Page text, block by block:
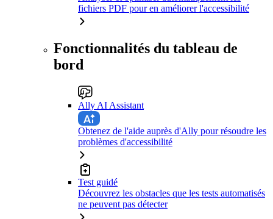
fichiers PDF pour en améliorer l'accessibilité
Fonctionnalités du tableau de
bord
Ally AI Assistant
Obtenez de l'aide auprès d'Ally pour résoudre les
problèmes d'accessibilité
Test guidé
Découvrez les obstacles que les tests automatisés
ne peuvent pas détecter